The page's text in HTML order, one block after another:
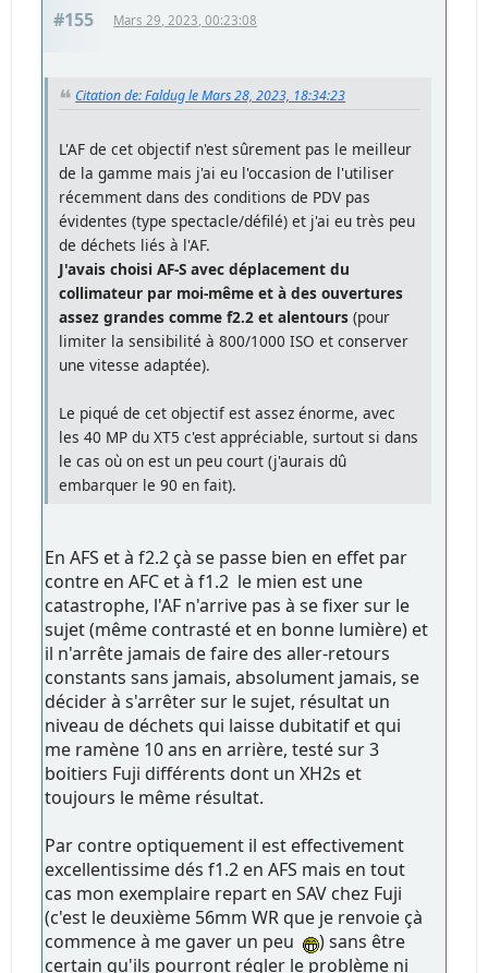
#155 Mars 29, 2023, 00:23:08
Citation de: Faldug le Mars 28, 2023, 18:34:23
L'AF de cet objectif n'est sûrement pas le meilleur
de la gamme mais j'ai eu l'occasion de l'utiliser
récemment dans des conditions de PDV pas
évidentes (type spectacle/défilé) et j'ai eu très peu
de déchets liés à l'AF.
J'avais choisi AF-S avec déplacement du
collimateur par moi-même et à des ouvertures
assez grandes comme f2.2 et alentours (pour
limiter la sensibilité à 800/1000 ISO et conserver
une vitesse adaptée).
Le piqué de cet objectif est assez énorme, avec
les 40 MP du XT5 c'est appréciable, surtout si dans
le cas où on est un peu court (j'aurais dû
embarquer le 90 en fait).
En AFS et à f2.2 çà se passe bien en effet par
contre en AFC et à f1.2 le mien est une
catastrophe, l'AF n'arrive pas à se fixer sur le
sujet (même contrasté et en bonne lumière) et
il n'arrête jamais de faire des aller-retours
constants sans jamais, absolument jamais, se
décider à s'arrêter sur le sujet, résultat un
niveau de déchets qui laisse dubitatif et qui
me ramène 10 ans en arrière, testé sur 3
boitiers Fuji différents dont un XH2s et
toujours le même résultat.
Par contre optiquement il est effectivement
excellentissime dés f1.2 en AFS mais en tout
cas mon exemplaire repart en SAV chez Fuji
(c'est le deuxième 56mm WR que je renvoie çà
commence à me gaver un peu
) sans être
certain qu'ils pourront régler le problème ni